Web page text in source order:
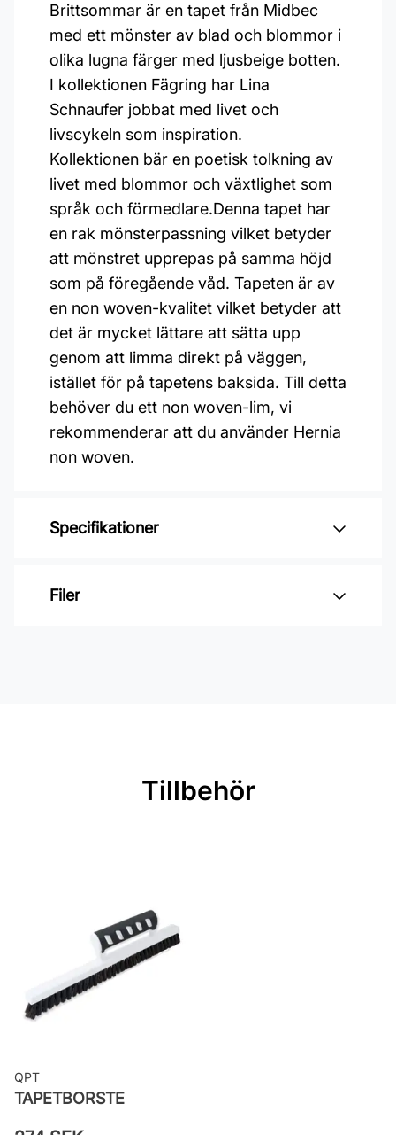
Brittsommar är en tapet från Midbec
med ett mönster av blad och blommor i
olika lugna färger med ljusbeige botten.
I kollektionen Fägring har Lina
Schnaufer jobbat med livet och
livscykeln som inspiration.
Kollektionen bär en poetisk tolkning av
livet med blommor och växtlighet som
språk och förmedlare.Denna tapet har
en rak mönsterpassning vilket betyder
att mönstret upprepas på samma höjd
som på föregående våd. Tapeten är av
en non woven-kvalitet vilket betyder att
det är mycket lättare att sätta upp
genom att limma direkt på väggen,
istället för på tapetens baksida. Till detta
behöver du ett non woven-lim, vi
rekommenderar att du använder Hernia
non woven.
Specifikationer
Varumärke: Midbec Tapeter
Mönsterrepetition: 53 cm
Applicering av lim: Lim strykes på
väggen
Leverantörens artikelnummer:
22005
Filer
Tillbehör
QPT
TAPETBORSTE